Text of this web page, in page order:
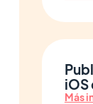
iOS
Más